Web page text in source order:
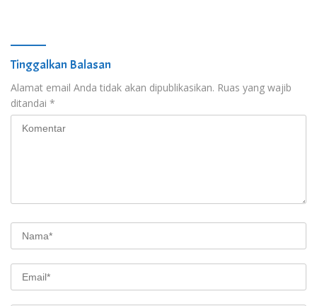
Tinggalkan Balasan
Alamat email Anda tidak akan dipublikasikan. Ruas yang wajib
ditandai *